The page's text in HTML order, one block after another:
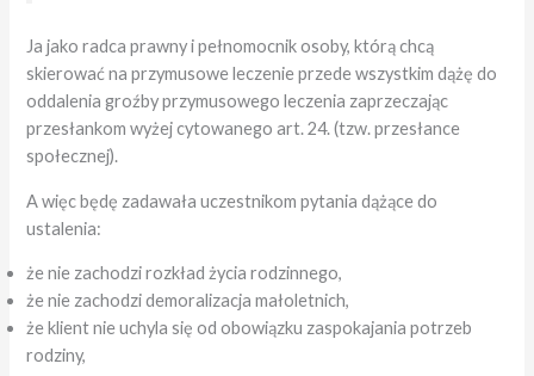
Ja jako radca prawny i pełnomocnik osoby, którą chcą
skierować na przymusowe leczenie przede wszystkim dążę do
oddalenia groźby przymusowego leczenia zaprzeczając
przesłankom wyżej cytowanego art. 24. (tzw. przesłance
społecznej).
A więc będę zadawała uczestnikom pytania dążące do
ustalenia:
że nie zachodzi rozkład życia rodzinnego,
że nie zachodzi demoralizacja małoletnich,
że klient nie uchyla się od obowiązku zaspokajania potrzeb
rodziny,